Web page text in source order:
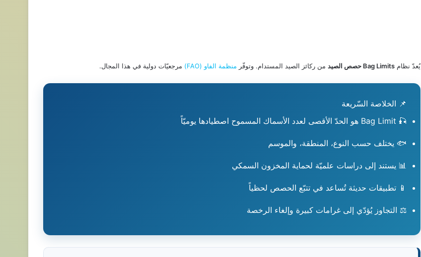
يُعدّ نظام Bag Limits حصص الصيد من ركائز الصيد المستدام. وتوفّر منظمة الفاو (FAO) مرجعيّات دولية في هذا المجال.
📌 الخلاصة السّريعة
🎣 Bag Limit هو الحدّ الأقصى لعدد الأسماك المسموح اصطيادها يوميّاً
🐟 يختلف حسب النوع، المنطقة، والموسم
📊 يستند إلى دراسات علميّة لحماية المخزون السمكي
📱 تطبيقات حديثة تُساعد في تتبّع الحصص لحظياً
⚖️ التجاوز يُؤدّي إلى غرامات كبيرة وإلغاء الرخصة